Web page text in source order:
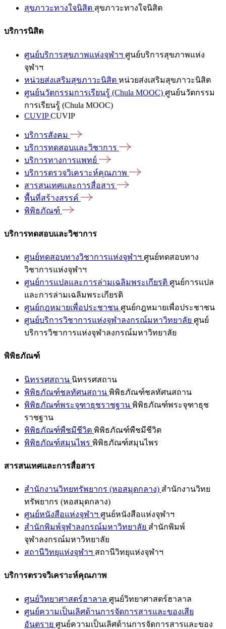
สุขภาวะทางใจนิสิต สุขภาวะทางใจนิสิต
บริการนิสิต
ศูนย์บริการสุขภาพแห่งจุฬาฯ ศูนย์บริการสุขภาพแห่ง
จุฬาฯ
หน่วยส่งเสริมสุขภาวะนิสิต หน่วยส่งเสริมสุขภาวะนิสิต
ศูนย์นวัตกรรมการเรียนรู้ (Chula MOOC) ศูนย์นวัตกรรม
การเรียนรู้ (Chula MOOC)
CUVIPCUVIP
บริการสังคม
บริการทดสอบและวิชาการ
บริการทางการแพทย์
บริการตรวจวิเคราะห์คุณภาพ
สารสนเทศและการสื่อสาร
พื้นที่สร้างสรรค์
พิพิธภัณฑ์
บริการทดสอบและวิชาการ
ศูนย์ทดสอบทางวิชาการแห่งจุฬาฯ ศูนย์ทดสอบทาง
วิชาการแห่งจุฬาฯ
ศูนย์การแปลและการล่ามเฉลิมพระเกียรติ ศูนย์การแปล
และการล่ามเฉลิมพระเกียรติ
ศูนย์กฎหมายเพื่อประชาชน ศูนย์กฎหมายเพื่อประชาชน
ศูนย์บริการวิชาการแห่งจุฬาลงกรณ์มหาวิทยาลัย ศูนย์
บริการวิชาการแห่งจุฬาลงกรณ์มหาวิทยาลัย
พิพิธภัณฑ์
นิทรรศสถาน นิทรรศสถาน
พิพิธภัณฑ์ชลทัศนสถาน พิพิธภัณฑ์ชลทัศนสถาน
พิพิธภัณฑ์พระจุฑาธุชราชฐาน พิพิธภัณฑ์พระจุฑาธุช
ราชฐาน
พิพิธภัณฑ์พืชมีชีวิต พิพิธภัณฑ์พืชมีชีวิต
พิพิธภัณฑ์สมุนไพร พิพิธภัณฑ์สมุนไพร
สารสนเทศและการสื่อสาร
สำนักงานวิทยทรัพยากร (หอสมุดกลาง) สำนักงานวิทย
ทรัพยากร (หอสมุดกลาง)
ศูนย์หนังสือแห่งจุฬาฯ ศูนย์หนังสือแห่งจุฬาฯ
สำนักพิมพ์จุฬาลงกรณ์มหาวิทยาลัย สำนักพิมพ์
จุฬาลงกรณ์มหาวิทยาลัย
สถานีวิทยุแห่งจุฬาฯ สถานีวิทยุแห่งจุฬาฯ
บริการตรวจวิเคราะห์คุณภาพ
ศูนย์วิทยาศาสตร์ฮาลาล ศูนย์วิทยาศาสตร์ฮาลาล
ศูนย์ความเป็นเลิศด้านการจัดการสารและของเสีย
อันตราย ศูนย์ความเป็นเลิศด้านการจัดการสารและของ